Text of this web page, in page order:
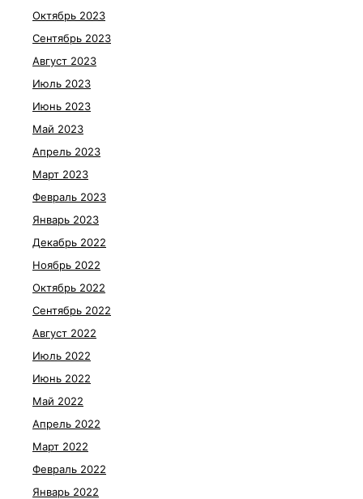
Октябрь 2023
Сентябрь 2023
Август 2023
Июль 2023
Июнь 2023
Май 2023
Апрель 2023
Март 2023
Февраль 2023
Январь 2023
Декабрь 2022
Ноябрь 2022
Октябрь 2022
Сентябрь 2022
Август 2022
Июль 2022
Июнь 2022
Май 2022
Апрель 2022
Март 2022
Февраль 2022
Январь 2022